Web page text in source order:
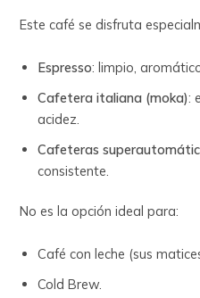
Este café se disfruta
Espresso: limpio,
Cafetera italiana (moka):
acidez.
Cafeteras
consistente.
No es la opción ideal para:
Café con leche (sus
Cold Brew.